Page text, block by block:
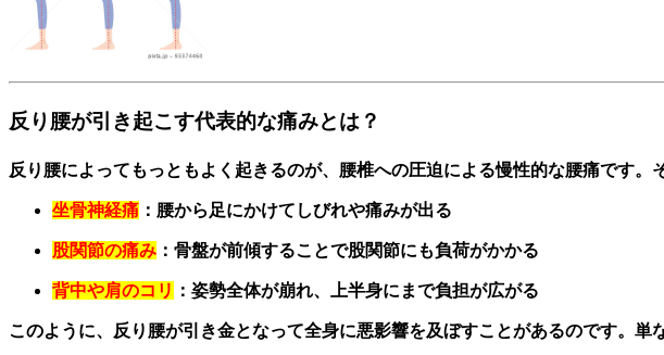
反り腰が引き起こす代表的な痛みとは？
反り腰によってもっともよく起きるのが、腰椎への圧迫による慢性的な腰痛です。
坐骨神経痛 ：腰から足にかけてしびれや痛みが出る
股関節の痛み ：骨盤が前傾することで股関節にも負荷がかかる
背中や肩のコリ ：姿勢全体が崩れ、上半身にまで負担が広がる
このように、反り腰が引き金となって全身に悪影響を及ぼすことがあるのです。単